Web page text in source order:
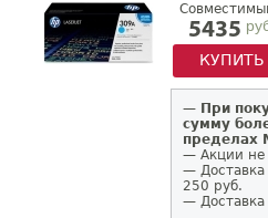
5435
КУПИТЬ
— При
сумму
пределах
— Акции не
—
250 руб.
—